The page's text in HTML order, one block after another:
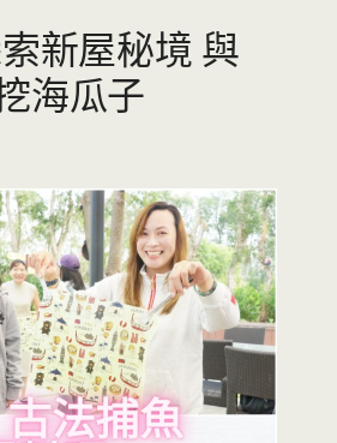
新屋秘境 與
海瓜子